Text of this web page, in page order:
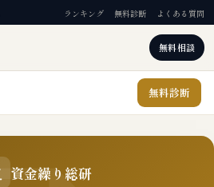
ランキング 無料診断 よくある質問
無料相談
無料診断
資金繰り総研